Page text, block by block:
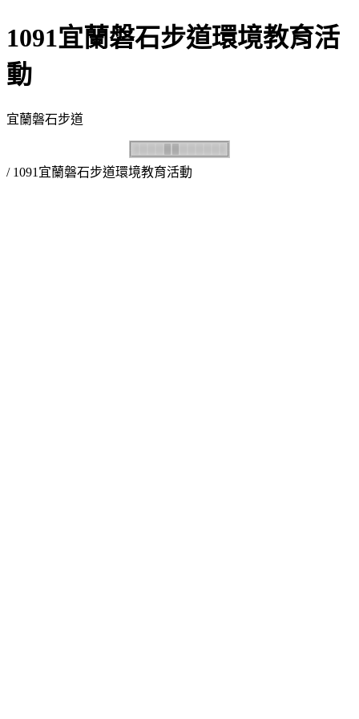
1091宜蘭磐石步道環境教育活
動
宜蘭磐石步道
/ 1091宜蘭磐石步道環境教育活動